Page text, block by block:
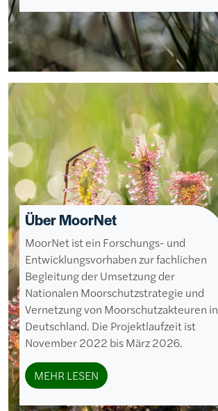
Über MoorNet
MoorNet ist ein Forschungs- und
Entwicklungsvorhaben zur fachlichen
Begleitung der Umsetzung der
Nationalen Moorschutzstrategie und
Vernetzung von Moorschutzakteuren in
Deutschland. Die Projektlaufzeit ist
November 2022 bis März 2026.
MEHR LESEN